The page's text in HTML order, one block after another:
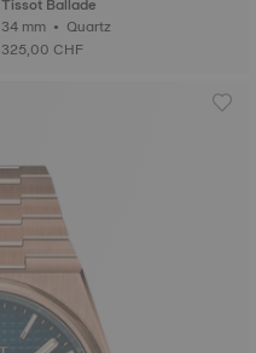
Tissot Ballade
34 mm • Quartz
325,00 CHF